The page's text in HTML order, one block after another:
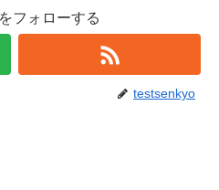
フォローする
testsenkyo